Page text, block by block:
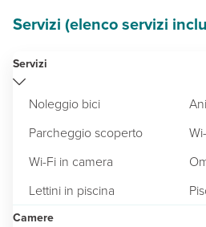
Servizi (elenco servizi
Servizi
Noleggio bici
Parcheggio scoperto
Wi-Fi in camera
Lettini in piscina
Camere